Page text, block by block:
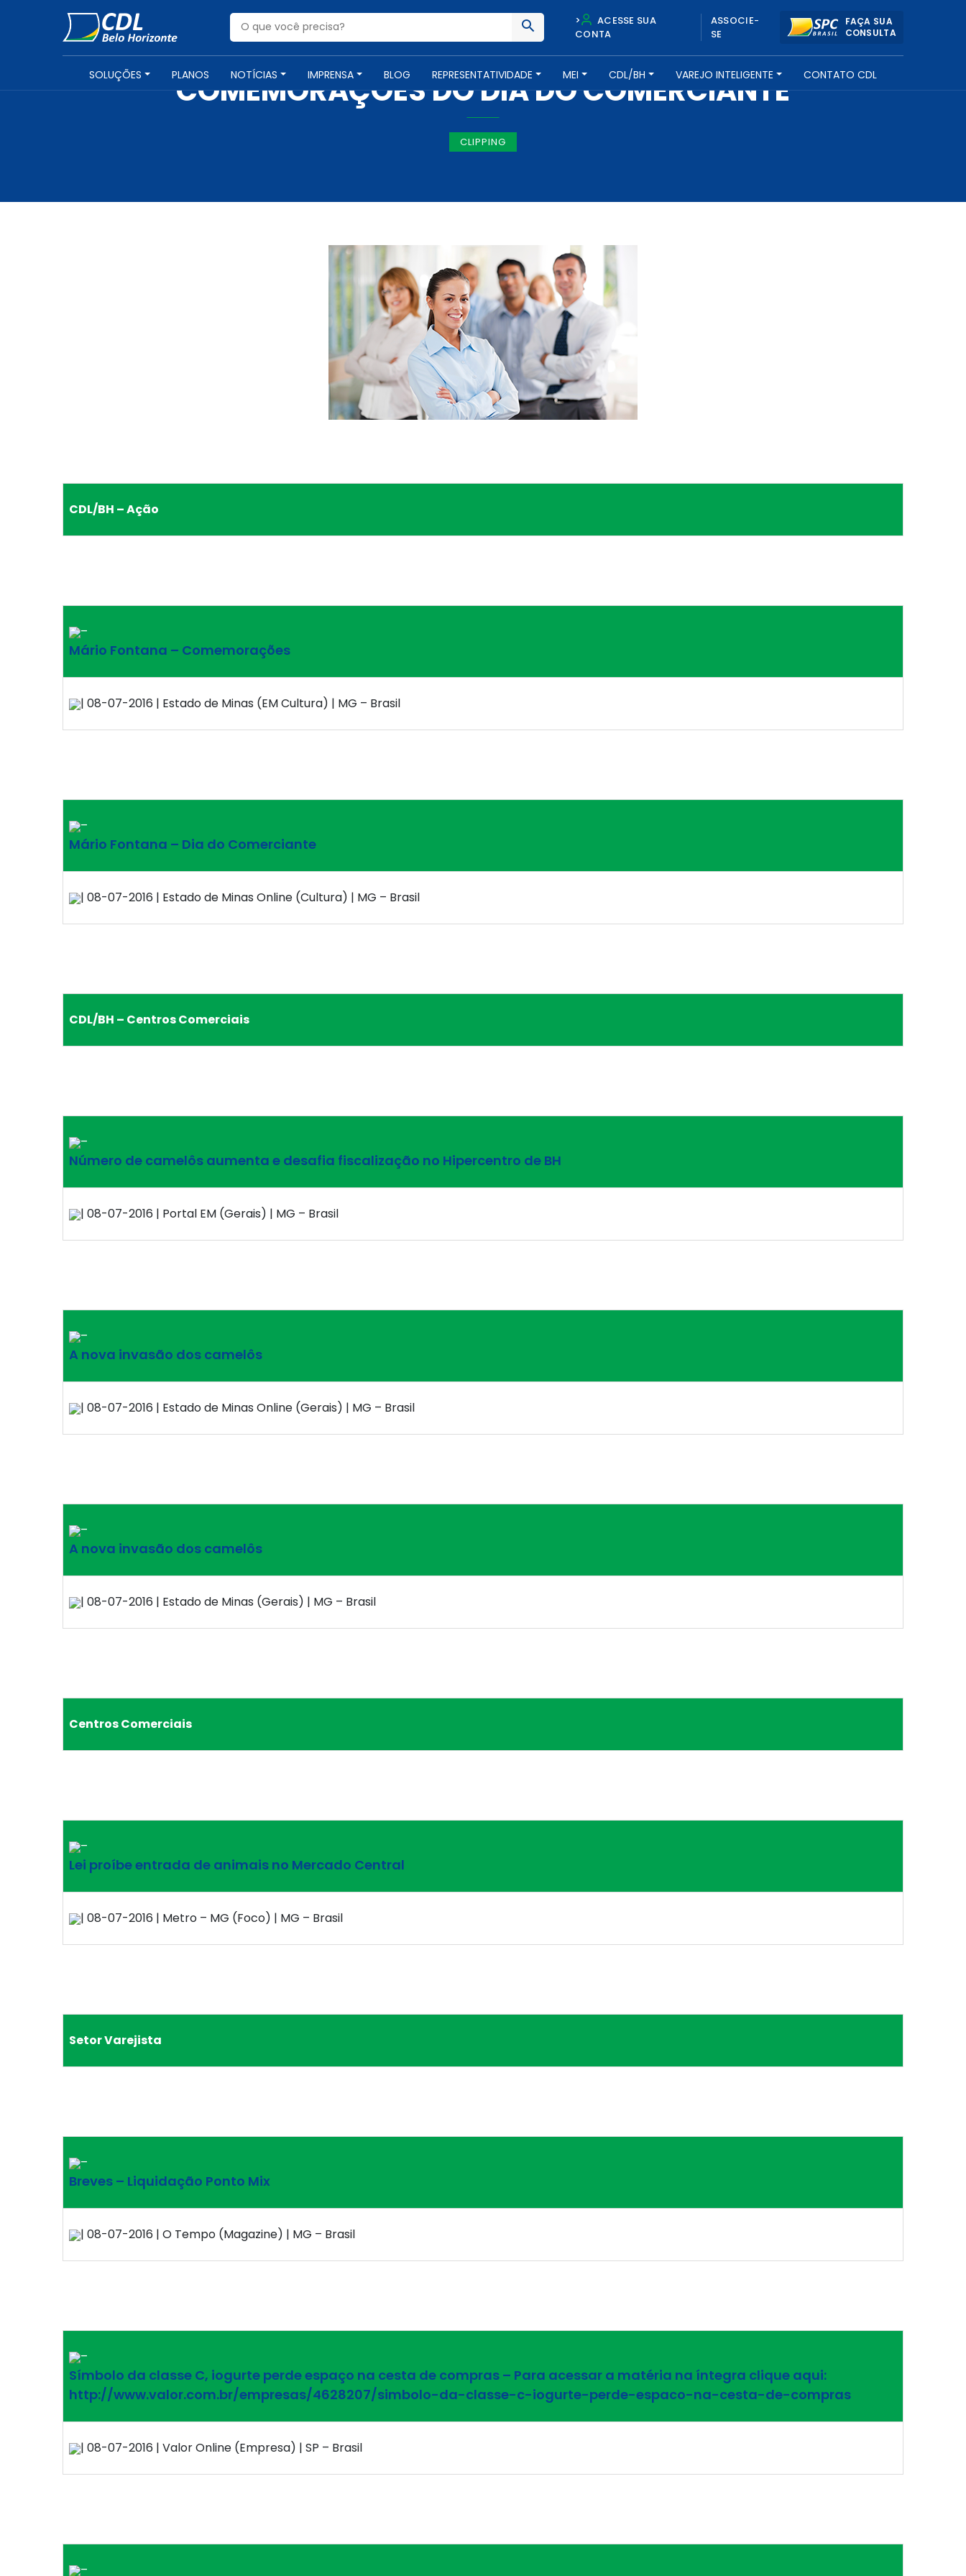
>
ACESSE SUA
CONTA
ASSOCIE-
SE
FAÇA SUA
CONSULTA
SOLUÇÕES PLANOS NOTÍCIAS IMPRENSA BLOG REPRESENTATIVIDADE MEI CDL/BH VAREJO INTELIGENTE CONTATO CDL
IMPRENSA -8 DE JULHO DE 2016
COMEMORAÇÕES DO DIA DO COMERCIANTE
CLIPPING
CDL/BH – Ação
–
Mário Fontana – Comemorações
| 08-07-2016 | Estado de Minas (EM Cultura) | MG – Brasil
–
Mário Fontana – Dia do Comerciante
| 08-07-2016 | Estado de Minas Online (Cultura) | MG – Brasil
CDL/BH – Centros Comerciais
–
Número de camelôs aumenta e desafia fiscalização no Hipercentro de BH
| 08-07-2016 | Portal EM (Gerais) | MG – Brasil
–
A nova invasão dos camelôs
| 08-07-2016 | Estado de Minas Online (Gerais) | MG – Brasil
–
A nova invasão dos camelôs
| 08-07-2016 | Estado de Minas (Gerais) | MG – Brasil
Centros Comerciais
–
Lei proíbe entrada de animais no Mercado Central
| 08-07-2016 | Metro – MG (Foco) | MG – Brasil
Setor Varejista
–
Breves – Liquidação Ponto Mix
| 08-07-2016 | O Tempo (Magazine) | MG – Brasil
–
Símbolo da classe C, iogurte perde espaço na cesta de compras – Para acessar a matéria na íntegra clique aqui:
http://www.valor.com.br/empresas/4628207/simbolo-da-classe-c-iogurte-perde-espaco-na-cesta-de-compras
| 08-07-2016 | Valor Online (Empresa) | SP – Brasil
–